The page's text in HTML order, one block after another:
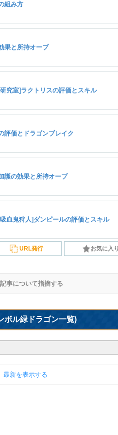
組み方
果と所持オーブ
究室]ラクトリスの評価とスキル
評価とドラゴンブレイク
護の効果と所持オーブ
血鬼狩人]ダンピールの評価とスキル
URL発行 お気に入り
記事について指摘する
ボル緑ドラゴン一覧)
最新を表示する